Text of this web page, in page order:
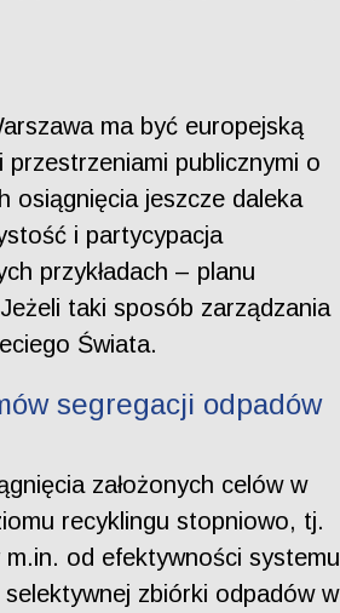
ma być europejską
przestrzeniami publicznymi o
osiągnięcia jeszcze daleka
i partycypacja
przykładach – planu
taki sposób zarządzania
Świata.
segregacji odpadów
założonych celów w
recyklingu stopniowo, tj.
od efektywności systemu
zbiórki odpadów w